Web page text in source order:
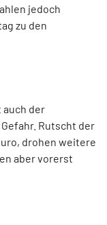
jedoch
zu den
auch der
Rutscht der
drohen weitere
aber vorerst